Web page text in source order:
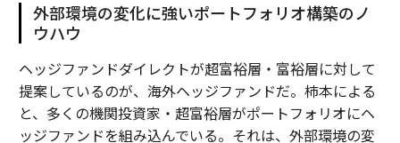
外部環境の変化に強いポートフォリオ構築のノ
ウハウ
ヘッジファンドダイレクトが超富裕層・富裕層に対して
提案しているのが、海外ヘッジファンドだ。柿本による
と、多くの機関投資家・超富裕層がポートフォリオにヘ
ッジファンドを組み込んでいる。それは、外部環境の変